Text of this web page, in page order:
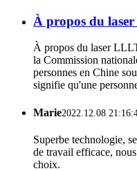
À propos du
À propos du laser
la Commission
personnes en Chine
signifie qu'une
Marie2022.12.08
Superbe technologie,
de travail efficace,
choix.